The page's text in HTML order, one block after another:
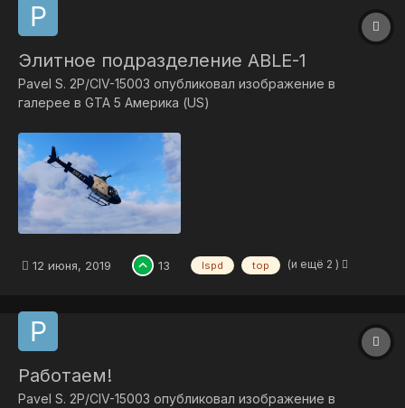
Элитное подразделение ABLE-1
Pavel S. 2P/CIV-15003 опубликовал изображение в
галерее в GTA 5 Америка (US)
12 июня, 2019 13 lspd top (и ещё 2 )
Работаем!
Pavel S. 2P/CIV-15003 опубликовал изображение в